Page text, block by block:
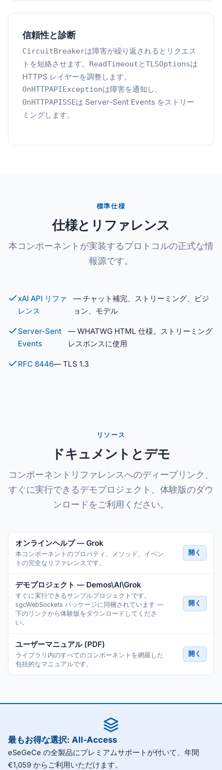
信頼性と診断
CircuitBreakerは障害が繰り返されるとリクエス
トを短絡させます。 ReadTimeoutとTLSOptionsは
HTTPS レイヤーを調整します。
OnHTTPAPIExceptionは障害を通知し、
OnHTTPAPISSEは Server-Sent Events をストリー
ミングします。
標準仕様
仕様とリファレンス
本コンポーネントが実装するプロトコルの正式な情
報源です。
xAI API リファ
レンス
— チャット補完、ストリーミング、ビジ
ョン、モデル
Server-Sent
Events
— WHATWG HTML 仕様。ストリーミング
レスポンスに使用
RFC 8446— TLS 1.3
リソース
ドキュメントとデモ
コンポーネントリファレンスへのディープリンク、
すぐに実行できるデモプロジェクト、体験版のダウ
ンロードをご利用ください。
オンラインヘルプ — Grok
本コンポーネントのプロパティ、メソッド、イベン
トの完全なリファレンスです。
開く
デモプロジェクト — Demos\AI\Grok
すぐに実行できるサンプルプロジェクトです。
sgcWebSockets パッケージに同梱されています —
下のリンクから体験版をダウンロードしてくださ
い。
開く
ユーザーマニュアル (PDF)
ライブラリ内のすべてのコンポーネントを網羅した
包括的なマニュアルです。
開く
最もお得な選択: All-Access
eSeGeCe の全製品にプレミアムサポートが付いて、年間
€1,059 からご利用いただけます。